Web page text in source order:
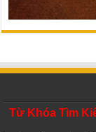
Từ Khóa Tìm